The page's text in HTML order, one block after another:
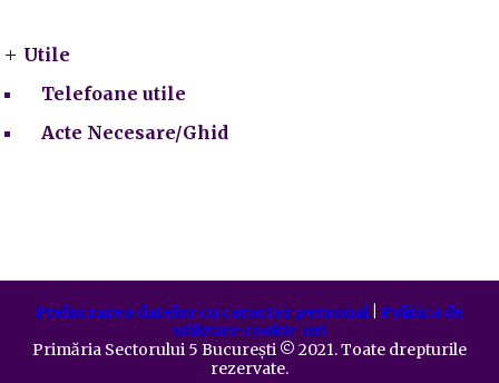
Utile
Telefoane utile
Acte Necesare/Ghid
Prelucrarea datelor cu caracter personal| Politica de
utilizare cookie-uri
Primăria Sectorului 5 București ©️ 2021. Toate drepturile
rezervate.